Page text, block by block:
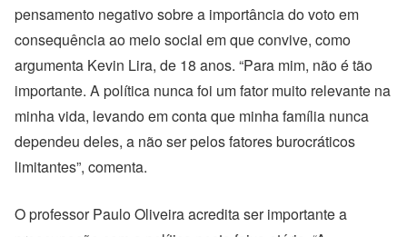
pensamento negativo sobre a importância do voto em
consequência ao meio social em que convive, como
argumenta Kevin Lira, de 18 anos. “Para mim, não é tão
importante. A política nunca foi um fator muito relevante na
minha vida, levando em conta que minha família nunca
dependeu deles, a não ser pelos fatores burocráticos
limitantes”, comenta.
O professor Paulo Oliveira acredita ser importante a